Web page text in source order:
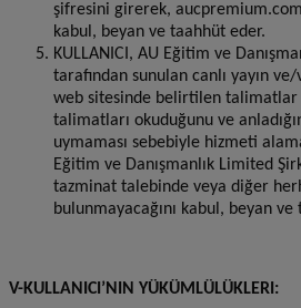
şifresini girerek,
kabul, beyan ve taahhüt eder.
KULLANICI, AU Eğitim ve
tarafından sunulan canlı yayın
web sitesinde belirtilen talimatlar
talimatları okuduğunu ve
uymaması sebebiyle hizmeti
Eğitim ve Danışmanlık Limited
tazminat talebinde veya diğer
bulunmayacağını kabul, beyan ve
V-KULLANICI’NIN YÜKÜMLÜLÜKLERI: